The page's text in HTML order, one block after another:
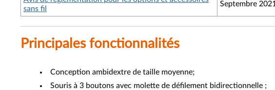
sans fil
Septembre 2021
Principales fonctionnalités
Conception ambidextre de taille moyenne;
Souris à 3 boutons avec molette de défilement bidirectionnelle ;